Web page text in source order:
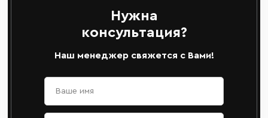
Нужна
консультация?
Наш менеджер свяжется с Вами!